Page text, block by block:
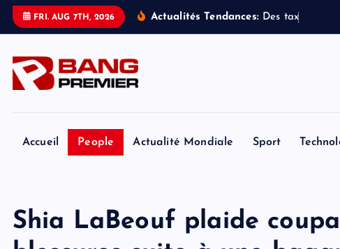
FRI. AUG 7TH, 2026 Actualités Tendances: Des tax
Accueil People Actualité Mondiale Sport
Shia LaBeouf plaide